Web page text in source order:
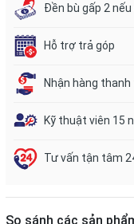
Đền bù gấp 2
Hỗ trợ trả góp
Nhận hàng thanh
Kỹ thuật viên 15
Tư vấn tận tâm
So sánh các sản